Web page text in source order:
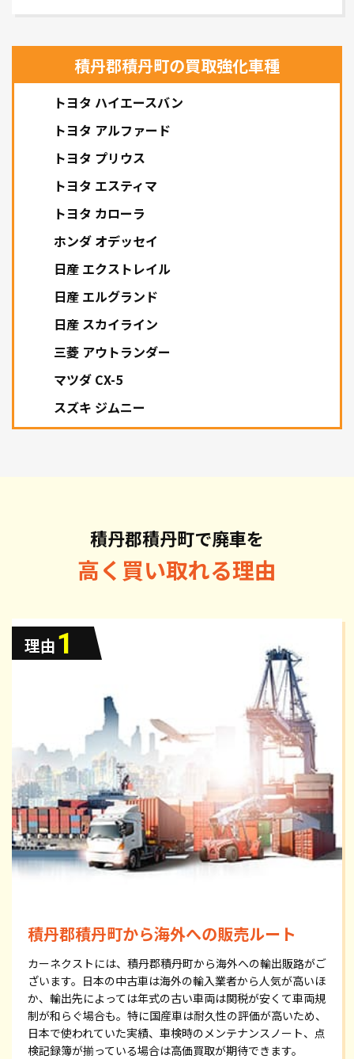
積丹郡積丹町の買取強化車種
トヨタ ハイエースバン
トヨタ アルファード
トヨタ プリウス
トヨタ エスティマ
トヨタ カローラ
ホンダ オデッセイ
日産 エクストレイル
日産 エルグランド
日産 スカイライン
三菱 アウトランダー
マツダ CX-5
スズキ ジムニー
積丹郡積丹町で廃車を
高く買い取れる理由
積丹郡積丹町から海外への販売ルート
カーネクストには、積丹郡積丹町から海外への輸出販路がご
ざいます。日本の中古車は海外の輸入業者から人気が高いほ
か、輸出先によっては年式の古い車両は関税が安くて車両規
制が和らぐ場合も。特に国産車は耐久性の評価が高いため、
日本で使われていた実績、車検時のメンテナンスノート、点
検記録簿が揃っている場合は高価買取が期待できます。